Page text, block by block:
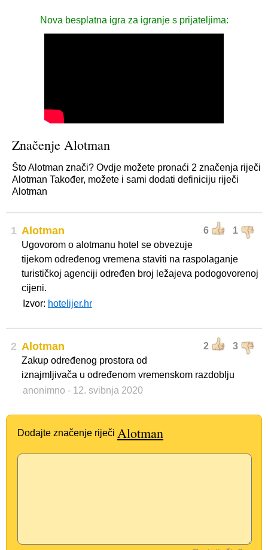
Nova besplatna igra za igranje s prijateljima:
Značenje Alotman
Što Alotman znači? Ovdje možete pronaći 2 značenja riječi
Alotman Također, možete i sami dodati definiciju riječi
Alotman
1 6 1
Alotman
Ugovorom o alotmanu hotel se obvezuje
tijekom određenog vremena staviti na raspolaganje
turističkoj agenciji određen broj ležajeva podogovorenoj
cijeni.
Izvor: hotelijer.hr
2 2 3
Alotman
Zakup određenog prostora od
iznajmljivača u određenom vremenskom razdoblju
anonimno - 12. svibnja 2020
Dodajte značenje riječi Alotman